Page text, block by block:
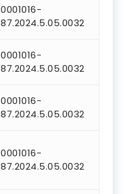
0001016-
87.2024.5.05.0032
0001016-
87.2024.5.05.0032
0001016-
87.2024.5.05.0032
0001016-
87.2024.5.05.0032